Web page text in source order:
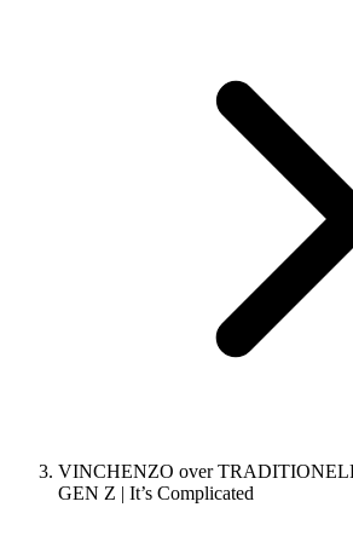
VINCHENZO over
GEN Z | It’s Complicated